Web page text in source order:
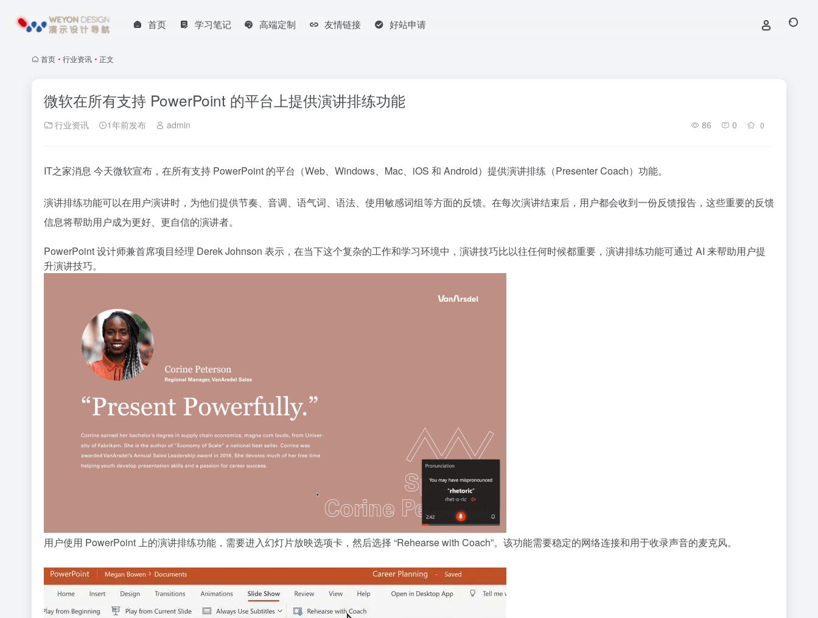
首页 学习笔记 高端定制 友情链接 好站申请
首页 • 行业资讯 • 正文
微软在所有支持 PowerPoint 的平台上提供演讲排练功能
行业资讯 1年前发布 admin 86 0 0
IT之家消息 今天微软宣布，在所有支持 PowerPoint 的平台（Web、Windows、Mac、iOS 和 Android）提供演讲排练（Presenter Coach）功能。
演讲排练功能可以在用户演讲时，为他们提供节奏、音调、语气词、语法、使用敏感词组等方面的反馈。在每次演讲结束后，用户都会收到一份反馈报告，这些重要的反馈
信息将帮助用户成为更好、更自信的演讲者。
PowerPoint 设计师兼首席项目经理 Derek Johnson 表示，在当下这个复杂的工作和学习环境中，演讲技巧比以往任何时候都重要，演讲排练功能可通过 AI 来帮助用户提
升演讲技巧。
用户使用 PowerPoint 上的演讲排练功能，需要进入幻灯片放映选项卡，然后选择 “Rehearse with Coach”。该功能需要稳定的网络连接和用于收录声音的麦克风。